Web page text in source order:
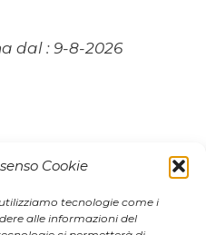
Cookie
tecnologie come i
alle informazioni del
dal : 9-8-2026